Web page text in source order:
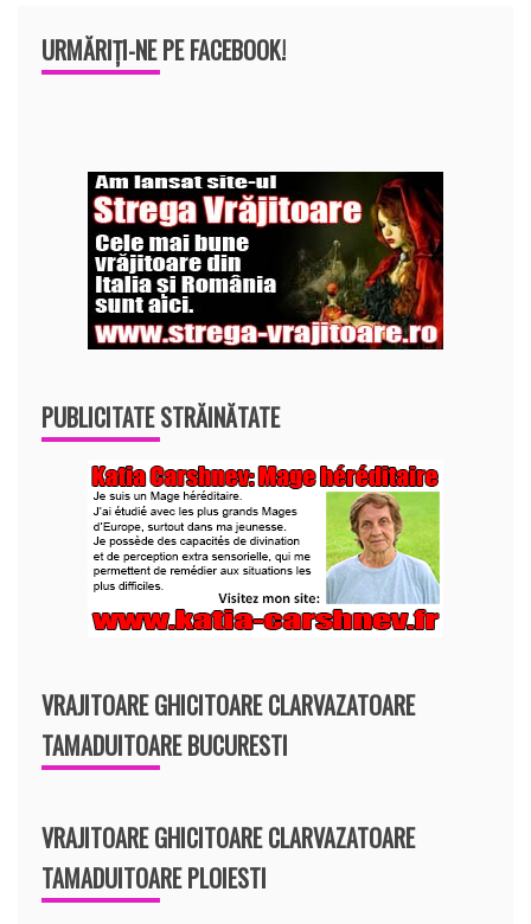
URMĂRIȚI-NE PE FACEBOOK!
PUBLICITATE STRĂINĂTATE
VRAJITOARE GHICITOARE CLARVAZATOARE
TAMADUITOARE BUCURESTI
VRAJITOARE GHICITOARE CLARVAZATOARE
TAMADUITOARE PLOIESTI